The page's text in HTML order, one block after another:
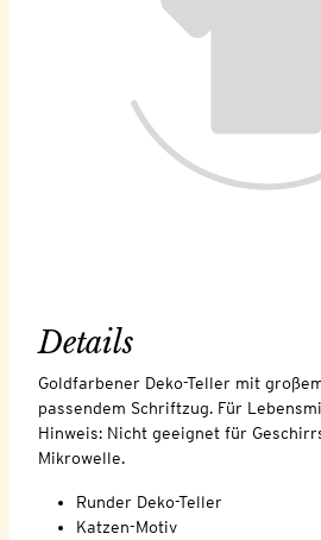
Details
Goldfarbener Deko-Teller mit
passendem Schriftzug. Für
Hinweis: Nicht geeignet für
Mikrowelle.
Runder Deko-Teller
Katzen-Motiv